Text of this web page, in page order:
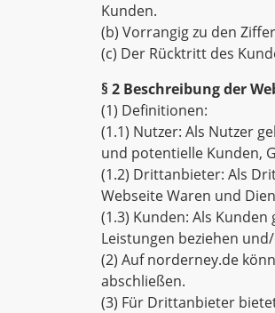
Kunden.
(b) Vorrangig zu den
(c) Der Rücktritt des
§ 2 Beschreibung der
(1) Definitionen:
(1.1) Nutzer: Als Nutzer
und potentielle Kunden,
(1.2) Drittanbieter: Als
Webseite Waren und
(1.3) Kunden: Als
Leistungen beziehen
(2) Auf norderney.de
abschließen.
(3) Für Drittanbieter